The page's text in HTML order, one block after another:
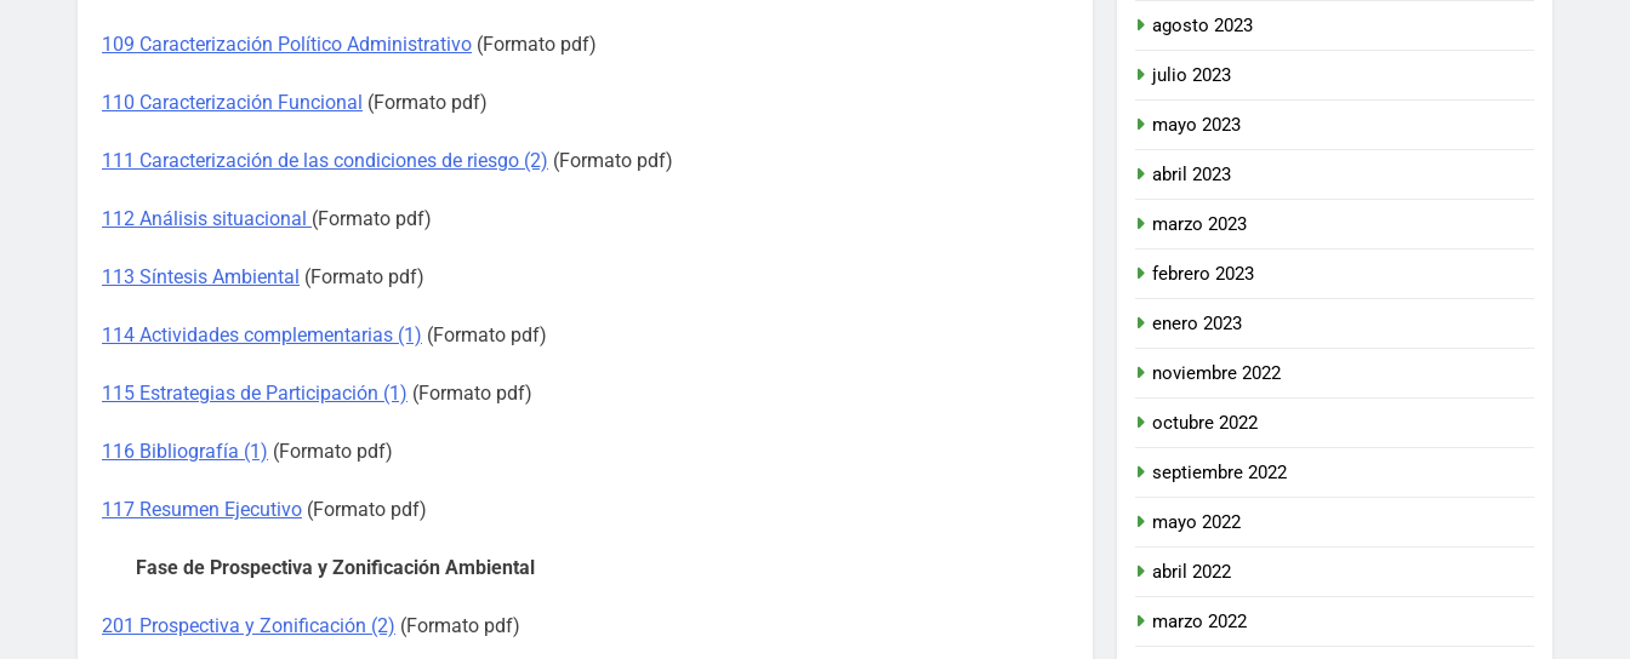
109 Caracterización Político Administrativo (Formato pdf)
110 Caracterización Funcional (Formato pdf)
111 Caracterización de las condiciones de riesgo (2) (Formato pdf)
112 Análisis situacional (Formato pdf)
113 Síntesis Ambiental (Formato pdf)
114 Actividades complementarias (1) (Formato pdf)
115 Estrategias de Participación (1) (Formato pdf)
116 Bibliografía (1) (Formato pdf)
117 Resumen Ejecutivo (Formato pdf)
Fase de Prospectiva y Zonificación Ambiental
201 Prospectiva y Zonificación (2) (Formato pdf)
agosto 2023
julio 2023
mayo 2023
abril 2023
marzo 2023
febrero 2023
enero 2023
noviembre 2022
octubre 2022
septiembre 2022
mayo 2022
abril 2022
marzo 2022